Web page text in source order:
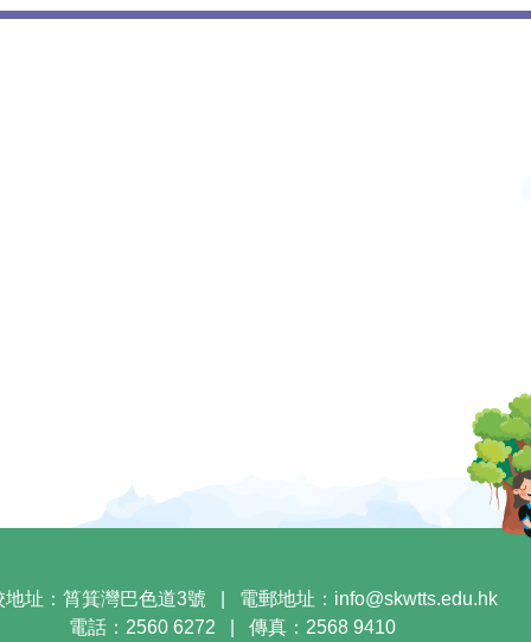
地址：筲箕灣巴色道3號 電郵地址： info@skwtts.edu.hk
電話：2560 6272
傳真：2568 9410